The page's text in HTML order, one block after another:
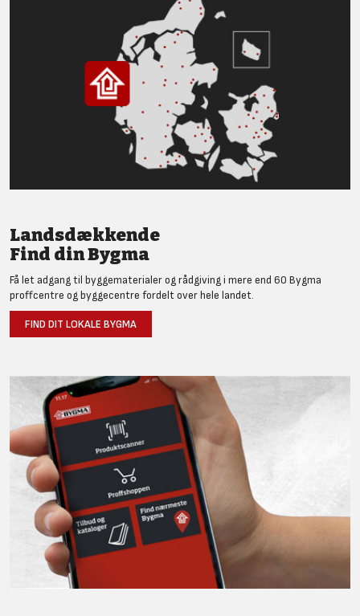
Landsdækkende
Find din Bygma
Få let adgang til byggematerialer og rådgiving i mere end 60 Bygma
proffcentre og byggecentre fordelt over hele landet.
FIND DIT LOKALE BYGMA